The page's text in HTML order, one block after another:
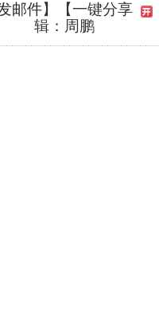
邮件】
【一键分享
辑：周鹏